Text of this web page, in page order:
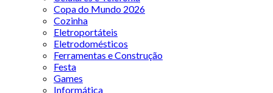
Copa do Mundo 2026
Cozinha
Eletroportáteis
Eletrodomésticos
Ferramentas e Construção
Festa
Games
Informática